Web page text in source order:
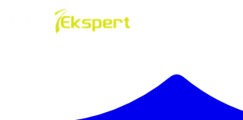
Hoppa till innehåll